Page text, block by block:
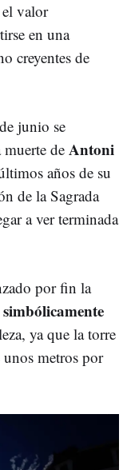
valor
en una
creyentes de
junio se
de Antoni
años de su
de la Sagrada
a ver terminada
por fin la
simbólicamente
ya que la torre
unos metros por